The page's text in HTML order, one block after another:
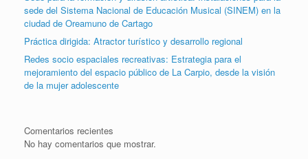
sede del Sistema Nacional de Educación Musical (SINEM) en la
ciudad de Oreamuno de Cartago
Práctica dirigida: Atractor turístico y desarrollo regional
Redes socio espaciales recreativas: Estrategia para el
mejoramiento del espacio público de La Carpio, desde la visión
de la mujer adolescente
Comentarios recientes
No hay comentarios que mostrar.